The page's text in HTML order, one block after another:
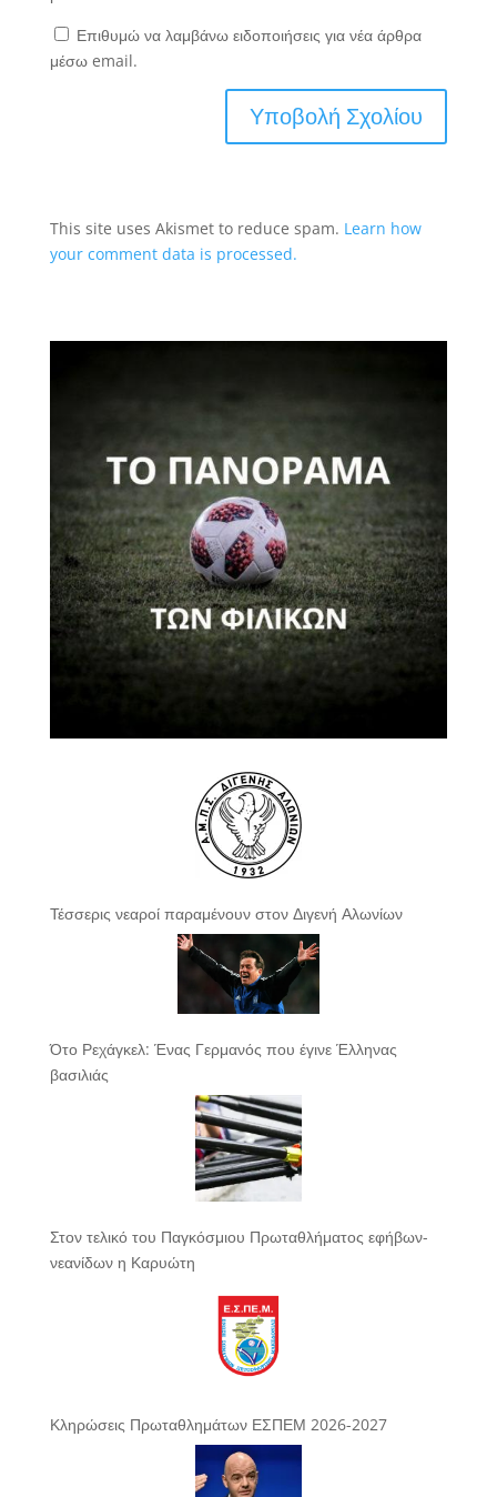
Επιθυμώ να λαμβάνω ειδοποιήσεις για νέα άρθρα
μέσω email.
This site uses Akismet to reduce spam. Learn how
your comment data is processed.
Τέσσερις νεαροί παραμένουν στον Διγενή Αλωνίων
Ότο Ρεχάγκελ: Ένας Γερμανός που έγινε Έλληνας
βασιλιάς
Στον τελικό του Παγκόσμιου Πρωταθλήματος εφήβων-
νεανίδων η Καρυώτη
Κληρώσεις Πρωταθλημάτων ΕΣΠΕΜ 2026-2027